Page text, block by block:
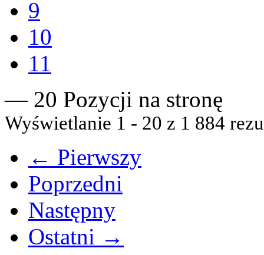
9
10
11
— 20 Pozycji na stronę
Wyświetlanie 1 - 20 z 1 884
← Pierwszy
Poprzedni
Następny
Ostatni →